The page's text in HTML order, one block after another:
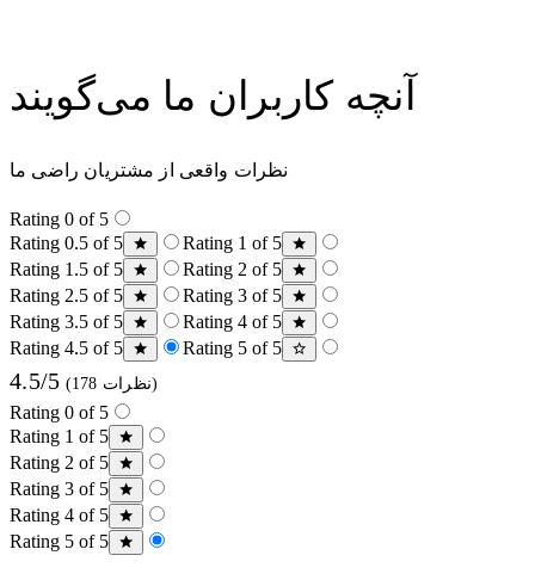
آنچه کاربران ما می‌گویند
نظرات واقعی از مشتریان راضی ما
Rating 0 of 5
Rating 0.5 of 5
Rating 1 of 5
Rating 1.5 of 5
Rating 2 of 5
Rating 2.5 of 5
Rating 3 of 5
Rating 3.5 of 5
Rating 4 of 5
Rating 4.5 of 5
Rating 5 of 5
4.5/5 (178 نظرات)
Rating 0 of 5
Rating 1 of 5
Rating 2 of 5
Rating 3 of 5
Rating 4 of 5
Rating 5 of 5